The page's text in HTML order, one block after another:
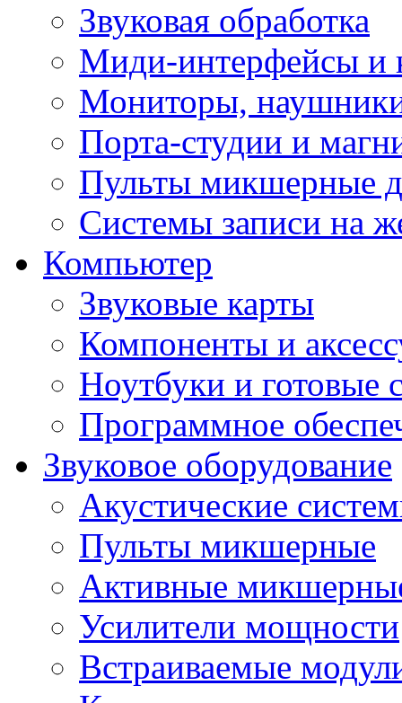
Звуковая обработка
Миди-интерфейсы и
Мониторы,
Порта-студии и
Пульты микшерные
Системы записи на
Компьютер
Звуковые карты
Компоненты и
Ноутбуки и готовые
Программное
Звуковое оборудование
Акустические
Пульты микшерные
Активные
Усилители мощности
Встраиваемые